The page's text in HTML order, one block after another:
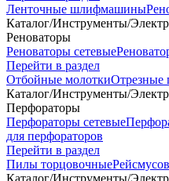
Ленточные шлифмашины
Каталог/Инструменты/
Реноваторы
Реноваторы сетевые
Перейти в раздел
Отбойные молоткиОтрезные
Каталог/Инструменты/
Перфораторы
Перфораторы сетевые
для перфораторов
Перейти в раздел
Пилы торцовочные
Каталог/Инструменты/